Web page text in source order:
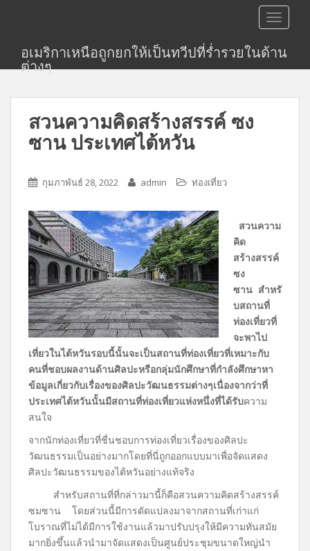
t
อเมริกาเหนือถูกยกให้เป็นทวีปที่ร่ำรวยในด้าน
ต่างๆ
สวนความคิดสร้างสรรค์ ซง
ซาน ประเทศไต้หวัน
กุมภาพันธ์ 28, 2022 admin ท่องเที่ยว
สวนความ
คิด
สร้างสรรค์
ซง
ซาน สำหรั
บสถานที่
ท่องเที่ยวที่
จะพาไป
เที่ยวในไต้หวันรอบนี้นั้นจะเป็นสถานที่ท่องเที่ยวที่เหมาะกับ
คนที่ชอบผลงานด้านศิลปะหรือกลุ่มนักศึกษาที่กำลังศึกษาหา
ข้อมูลเกี่ยวกับเรื่องของศิลปะวัฒนธรรมต่างๆเนื่องจากว่าที่
ประเทศไต้หวันนั้นมีสถานที่ท่องเที่ยวแห่งหนึ่งที่ได้รับความ
สนใจ
จากนักท่องเที่ยวที่ชื่นชอบการท่องเที่ยวเรื่องของศิลปะ
วัฒนธรรมเป็นอย่างมากโดยที่นี่ถูกออกแบบมาเพื่อจัดแสดง
ศิลปะวัฒนธรรมของไต้หวันอย่างแท้จริง
สำหรับสถานที่ที่กล่าวมานี้ก็คือสวนความคิดสร้างสรรค์
ซมซาน โดยส่วนนี้มีการดัดแปลงมาจากสถานที่เก่าแก่
โบราณที่ไม่ได้มีการใช้งานแล้วมาปรับปรุงให้มีความทันสมัย
มากยิ่งขึ้นแล้วนำมาจัดแสดงเป็นศูนย์ประชุมขนาดใหญ่นำ